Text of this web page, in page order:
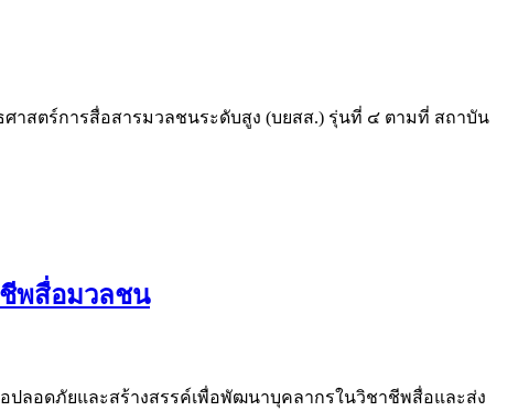
าสตร์การสื่อสารมวลชนระดับสูง (บยสส.) รุ่นที่ ๔ ตามที่ สถาบัน
พสื่อมวลชน
ลอดภัยและสร้างสรรค์เพื่อพัฒนาบุคลากรในวิชาชีพสื่อและส่ง